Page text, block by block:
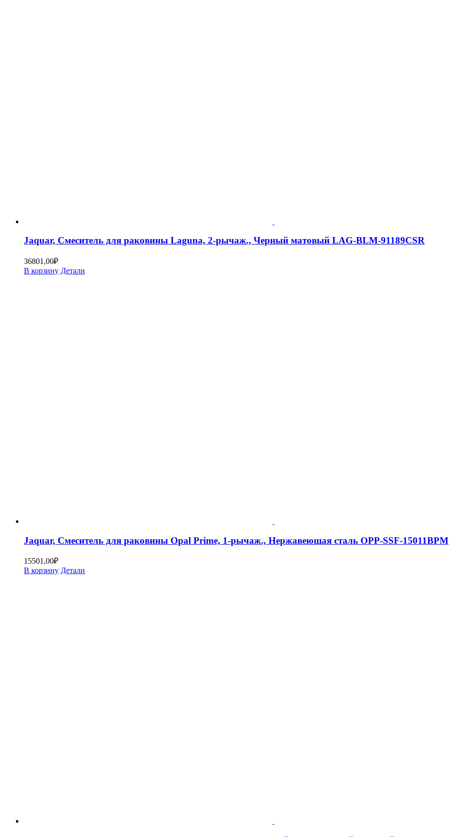
Jaquar, Смеситель для раковины Laguna, 2-рычаж., Черный матовый LAG-BLM-91189CSR
36801,00₽
В корзину Детали
Jaquar, Смеситель для раковины Opal Prime, 1-рычаж., Нержавеющая сталь OPP-SSF-15011BPM
15501,00₽
В корзину Детали